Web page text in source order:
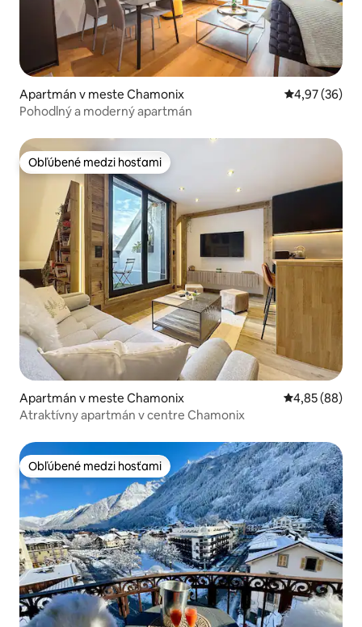
Apartmán v meste Chamonix Priemerné
4,97 (36)
Pohodlný a moderný apartmán
Obľúbené medzi hosťami
Obľúbené medzi hosťami
Apartmán v meste Chamonix Priemerné
4,85 (88)
Atraktívny apartmán v centre Chamonix
Obľúbené medzi hosťami
Obľúbené medzi hosťami